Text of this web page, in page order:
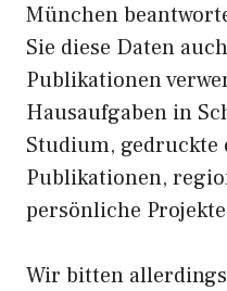
München
Sie diese Daten
Publikationen
Hausaufgaben in
Studium, gedruckte
Publikationen,
persönliche
Wir bitten